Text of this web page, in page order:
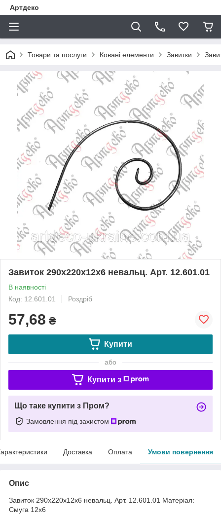
Артдеко
Товари та послуги Ковані елементи Завитки
Завиток 290х220х12х6 невальц. Арт. 12.601.01
В наявності
Код: 12.601.01
Роздріб
57,68 ₴
Купити
або
Купити з
Що таке купити з Пром?
Замовлення під захистом
Доставка Оплата Умови повернення
Опис
Завиток 290х220х12х6 невальц. Арт. 12.601.01 Матеріал:
Смуга 12х6